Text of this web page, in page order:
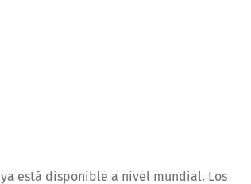
ya está disponible a nivel mundial. Los